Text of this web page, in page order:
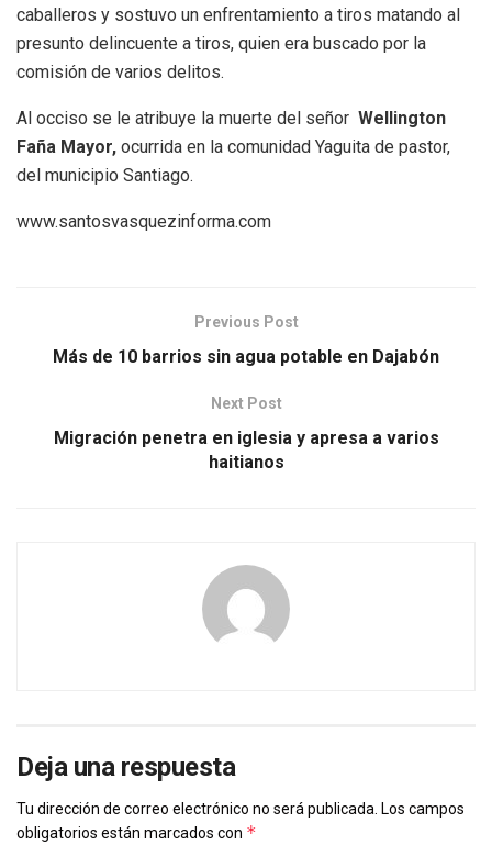
caballeros y sostuvo un enfrentamiento a tiros matando al
presunto delincuente a tiros, quien era buscado por la
comisión de varios delitos.
Al occiso se le atribuye la muerte del señor Wellington
Faña Mayor, ocurrida en la comunidad Yaguita de pastor,
del municipio Santiago.
www.santosvasquezinforma.com
Previous Post
Más de 10 barrios sin agua potable en Dajabón
Next Post
Migración penetra en iglesia y apresa a varios
haitianos
Deja una respuesta
Tu dirección de correo electrónico no será publicada. Los campos
obligatorios están marcados con *